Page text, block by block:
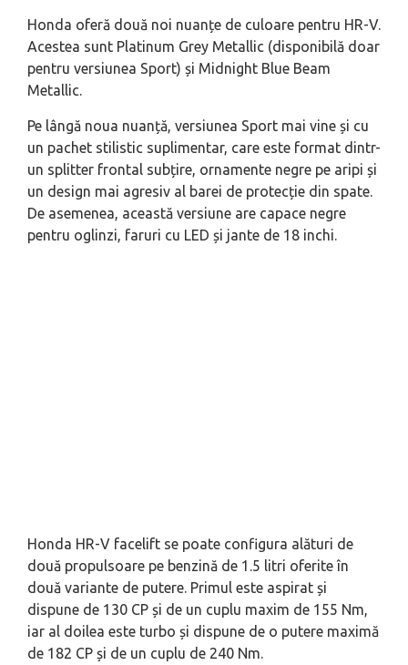
Honda oferă două noi nuanțe de culoare pentru HR-V.
Acestea sunt Platinum Grey Metallic (disponibilă doar
pentru versiunea Sport) și Midnight Blue Beam
Metallic.
Pe lângă noua nuanță, versiunea Sport mai vine și cu
un pachet stilistic suplimentar, care este format dintr-
un splitter frontal subțire, ornamente negre pe aripi și
un design mai agresiv al barei de protecție din spate.
De asemenea, această versiune are capace negre
pentru oglinzi, faruri cu LED și jante de 18 inchi.
Honda HR-V facelift se poate configura alături de
două propulsoare pe benzină de 1.5 litri oferite în
două variante de putere. Primul este aspirat și
dispune de 130 CP și de un cuplu maxim de 155 Nm,
iar al doilea este turbo și dispune de o putere maximă
de 182 CP și de un cuplu de 240 Nm.